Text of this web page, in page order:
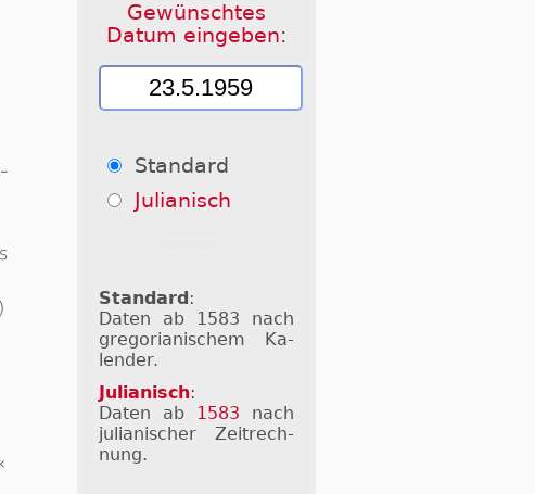
Gewünschtes
Datum eingeben:
Standard
Julianisch
Standard :
Daten ab 1583 nach
gre­go­ri­a­ni­schem Ka­
len­der.
Julianisch:
Daten ab 1583 nach
ju­li­a­ni­scher Zeit­rech­
nung.